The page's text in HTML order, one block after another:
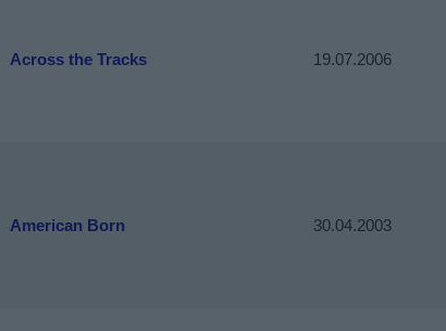
Across the Tracks 19.07.2006
American Born 30.04.2003